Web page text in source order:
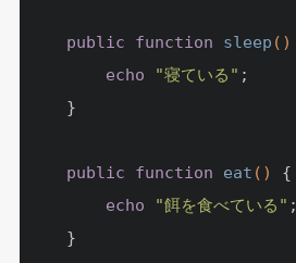
public function sleep ()
echo
"寝ている" ;
public function eat ()
{
echo
"餌を食べている" ;